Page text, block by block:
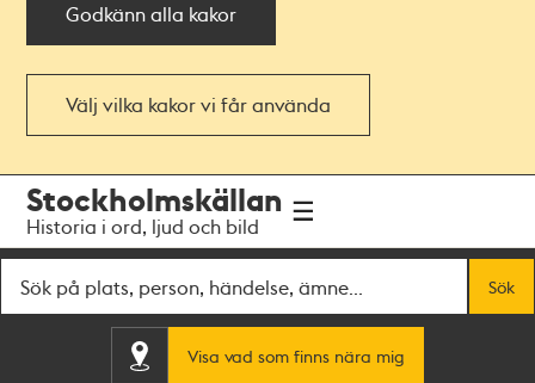
Godkänn alla kakor
Välj vilka kakor vi får använda
navigationen
huvudinnehållet
Stockholmskällan
Historia i ord, ljud och bild
Sök
Visa vad som finns nära mig